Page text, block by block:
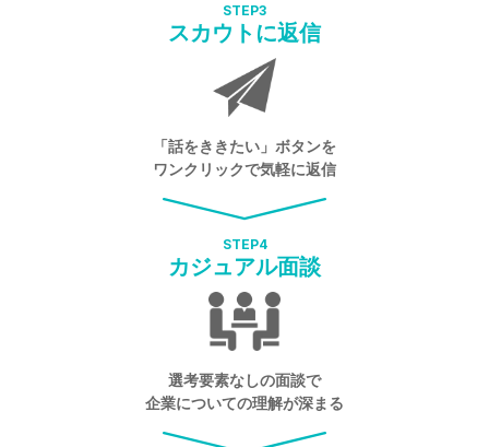
STEP3
スカウトに返信
「話をききたい」ボタンを
ワンクリックで気軽に返信
STEP4
カジュアル面談
選考要素なしの面談で
企業についての理解が深まる